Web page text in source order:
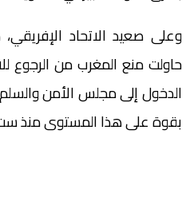
وعلى صعيد الاتحاد الإفريقي،
حاولت منع المغرب من الرجوع
الدخول إلى مجلس الأمن
بقوة على هذا المستوى منذ